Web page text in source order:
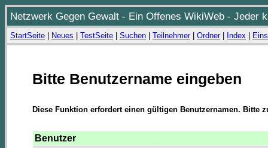
Netzwerk Gegen Gewalt - Ein Offenes WikiWeb - Jeder
StartSeite Neues TestSeite Suchen Teilnehmer| Ordner| Index
Bitte Benutzername eingeben
Diese Funktion erfordert einen gültigen Benutzernamen. Bitte
Benutzer